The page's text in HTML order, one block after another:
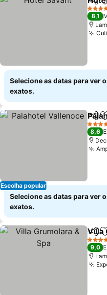
4
8,1
Selecione as datas para ver
exatos.
Escolha popular
4
8,6
Selecione as datas para ver
exatos.
Villa
4
9,0